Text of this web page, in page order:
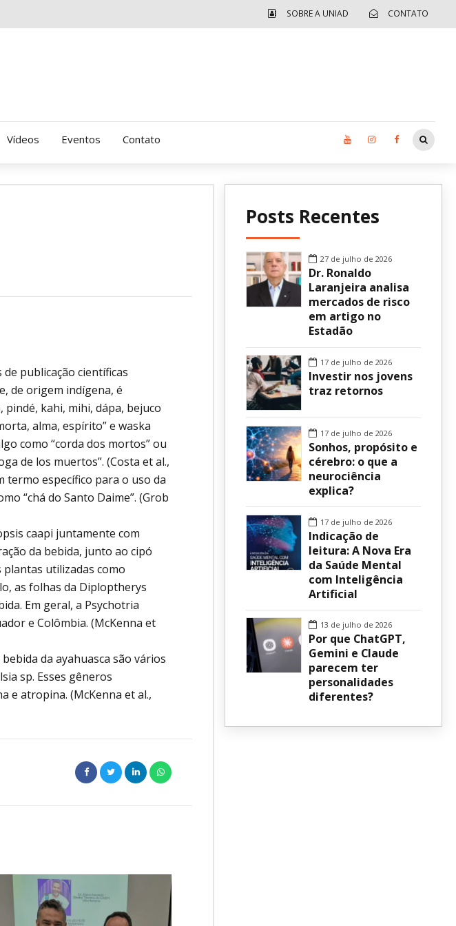
SOBRE A UNIAD CONTATO
Independência Jovem – FOLIA
Revista UNIAD
Vídeos Eventos Contato
publicação científicas
de origem indígena, é
kahi, mihi, dápa, bejuco
alma, espírito” e waska
como “corda dos mortos” ou
de los muertos”. (Costa et al.,
termo específico para o uso da
“chá do Santo Daime”. (Grob
caapi juntamente com
da bebida, junto ao cipó
plantas utilizadas como
as folhas da Diploptherys
Em geral, a Psychotria
e Colômbia. (McKenna et
da ayahuasca são vários
sp. Esses gêneros
e atropina. (McKenna et al.,
Posts Recentes
27 de julho de 2026
Dr. Ronaldo
Laranjeira analisa
mercados de risco
em artigo no
Estadão
17 de julho de 2026
Investir nos jovens
traz retornos
17 de julho de 2026
Sonhos, propósito e
cérebro: o que a
neurociência
explica?
17 de julho de 2026
Indicação de
leitura: A Nova Era
da Saúde Mental
com Inteligência
Artificial
13 de julho de 2026
Por que ChatGPT,
Gemini e Claude
parecem ter
personalidades
diferentes?